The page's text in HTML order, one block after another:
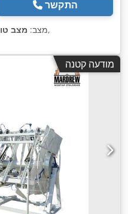
התקשר
מצב: מצב ,
מודעה קטנה